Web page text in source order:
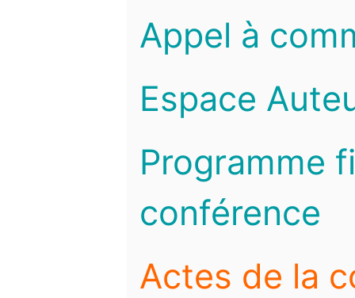
Appel à
Espace
Programme
conférence
Actes de la